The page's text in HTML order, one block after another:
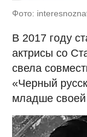
Фото:
В 2017 году
актрисы со
свела
«Черный
младше своей